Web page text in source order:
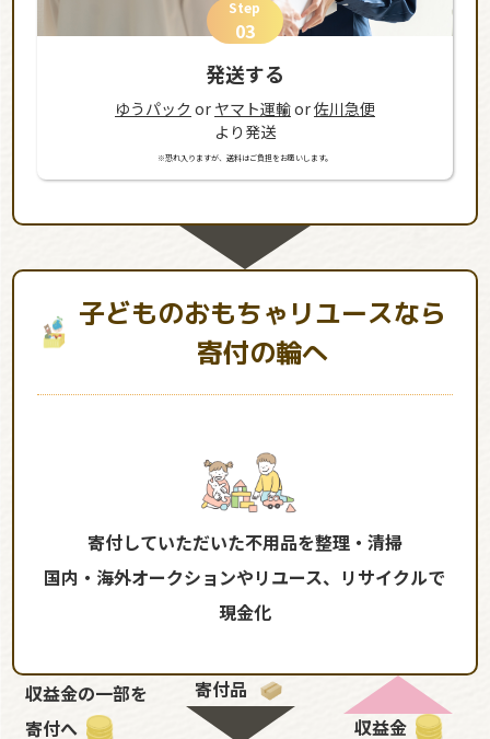
Step
03
発送する
ゆうパック or ヤマト運輸or佐川急便
より発送
※恐れ入りますが、送料はご負担をお願いします。
子どものおもちゃリユースなら
寄付の輪へ
寄付していただいた不用品を整理・清掃
国内・海外オークションやリユース、リサイクルで
現金化
収益金の一部を
寄付へ
寄付品
収益金